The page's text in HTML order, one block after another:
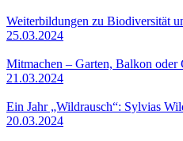
Weiterbildungen zu Biodiversität
25.03.2024
Mitmachen – Garten, Balkon oder
21.03.2024
Ein Jahr „Wildrausch“: Sylvias
20.03.2024